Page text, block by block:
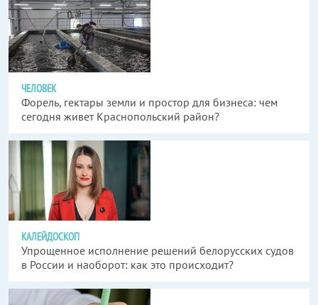
ЧЕЛОВЕК
Форель, гектары земли и простор для бизнеса: чем
сегодня живет Краснопольский район?
КАЛЕЙДОСКОП
Упрощенное исполнение решений белорусских судов
в России и наоборот: как это происходит?